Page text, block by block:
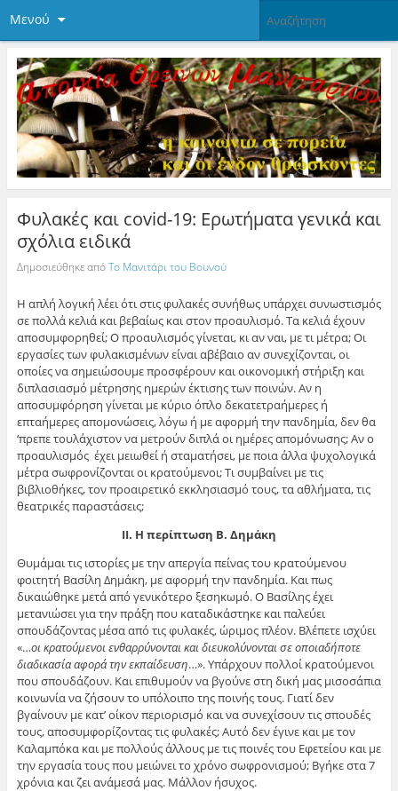
Μενού
Φυλακές και covid-19: Ερωτήματα γενικά και
σχόλια ειδικά
Δημοσιεύθηκε απόΤο Μανιτάρι του Βουνού
Η απλή λογική λέει ότι στις φυλακές συνήθως υπάρχει συνωστισμός
σε πολλά κελιά και βεβαίως και στον προαυλισμό. Τα κελιά έχουν
αποσυμφορηθεί; Ο προαυλισμός γίνεται, κι αν ναι, με τι μέτρα; Οι
εργασίες των φυλακισμένων είναι αβέβαιο αν συνεχίζονται, οι
οποίες να σημειώσουμε προσφέρουν και οικονομική στήριξη και
διπλασιασμό μέτρησης ημερών έκτισης των ποινών. Αν η
αποσυμφόρηση γίνεται με κύριο όπλο δεκατετραήμερες ή
επταήμερες απομονώσεις, λόγω ή με αφορμή την πανδημία, δεν θα
‘πρεπε τουλάχιστον να μετρούν διπλά οι ημέρες απομόνωσης; Αν ο
προαυλισμός έχει μειωθεί ή σταματήσει, με ποια άλλα ψυχολογικά
μέτρα σωφρονίζονται οι κρατούμενοι; Τι συμβαίνει με τις
βιβλιοθήκες, τον προαιρετικό εκκλησιασμό τους, τα αθλήματα, τις
θεατρικές παραστάσεις;
ΙΙ. Η περίπτωση Β. Δημάκη
Θυμάμαι τις ιστορίες με την απεργία πείνας του κρατούμενου
φοιτητή Βασίλη Δημάκη, με αφορμή την πανδημία. Και πως
δικαιώθηκε μετά από γενικότερο ξεσηκωμό. Ο Βασίλης έχει
μετανιώσει για την πράξη που καταδικάστηκε και παλεύει
σπουδάζοντας μέσα από τις φυλακές, ώριμος πλέον. Βλέπετε ισχύει
«…οι κρατούμενοι ενθαρρύνονται και διευκολύνονται σε οποιαδήποτε
διαδικασία αφορά την εκπαίδευση…». Υπάρχουν πολλοί κρατούμενοι
που σπουδάζουν. Και επιθυμούν να βγούνε στη δική μας μισοσάπια
κοινωνία να ζήσουν το υπόλοιπο της ποινής τους. Γιατί δεν
βγαίνουν με κατ’ οίκον περιορισμό και να συνεχίσουν τις σπουδές
τους, αποσυμφορίζοντας τις φυλακές; Αυτό δεν έγινε και με τον
Καλαμπόκα και με πολλούς άλλους με τις ποινές του Εφετείου και με
την εργασία τους που μειώνει το χρόνο σωφρονισμού; Βγήκε στα 7
χρόνια και ζει ανάμεσά μας. Μάλλον ήσυχος.